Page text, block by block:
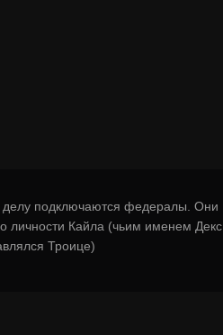
делу подключаются федералы. Они
личности Кайла (чьим именем Декс
Троице)